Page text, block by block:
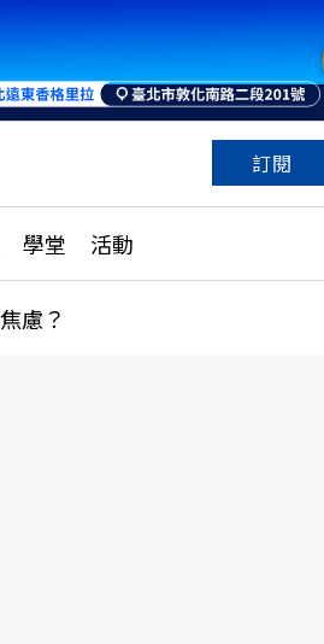
訂閱
學堂 活動
方案
特色頻道
慮？